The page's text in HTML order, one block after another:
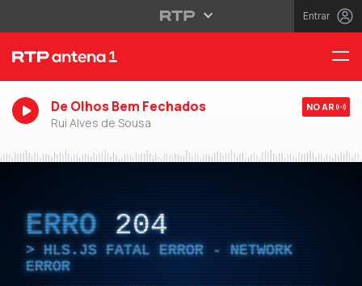
Entrar
De Olhos Bem Fechados
Rui Alves de Sousa
NO AR
ERRO 204
HLS.JS FATAL ERROR - NETWORK
ERROR